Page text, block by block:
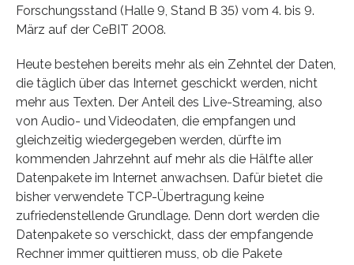
Forschungsstand (Halle 9, Stand B 35) vom 4. bis 9.
März auf der CeBIT 2008.
Heute bestehen bereits mehr als ein Zehntel der Daten,
die täglich über das Internet geschickt werden, nicht
mehr aus Texten. Der Anteil des Live-Streaming, also
von Audio- und Videodaten, die empfangen und
gleichzeitig wiedergegeben werden, dürfte im
kommenden Jahrzehnt auf mehr als die Hälfte aller
Datenpakete im Internet anwachsen. Dafür bietet die
bisher verwendete TCP-Übertragung keine
zufriedenstellende Grundlage. Denn dort werden die
Datenpakete so verschickt, dass der empfangende
Rechner immer quittieren muss, ob die Pakete